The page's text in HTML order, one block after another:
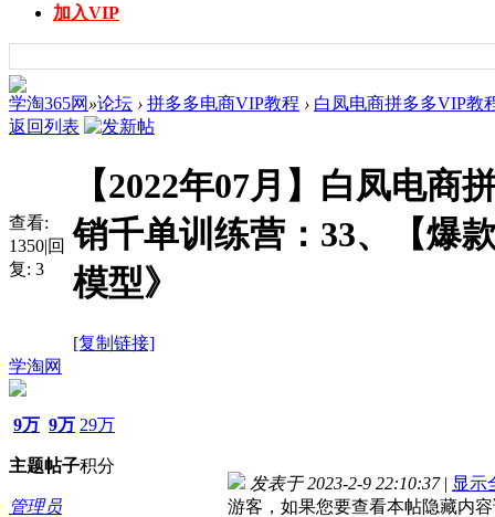
加入VIP
学淘365网 »论坛 › 拼多多电商VIP教程 › 白凤电商拼多多VIP教
返回列表
查看:
1350|回
复: 3
【2022年07月】白凤电
销千单训练营：33、【爆
模型》
[复制链接]
学淘网
9万
主题
9万
帖子
29万
积分
管理员
发表于 2023-2-9 22:10:37 | 显示
游客，如果您要查看本帖隐藏内